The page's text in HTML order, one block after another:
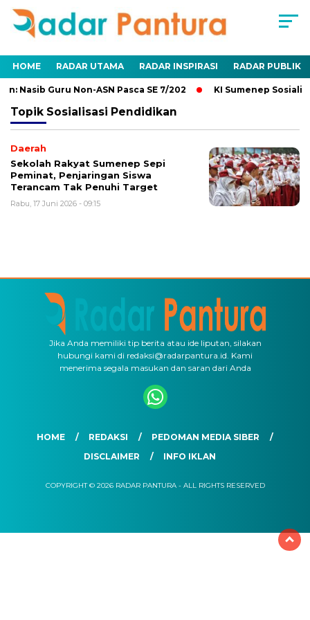
HOME RADAR UTAMA RADAR INSPIRASI RADAR PUBLIK
Nasib Guru Non-ASN Pasca SE 7/202 KI Sumenep
Topik Sosialisasi Pendidikan
Daerah
Sekolah Rakyat Sumenep Sepi
Peminat, Penjaringan Siswa
Terancam Tak Penuhi Target
Rabu, 17 Juni 2026 - 09:15
Jika Anda memiliki tip berita atau ide liputan, silakan
hubungi kami di redaksi@radarpantura.id. Kami
menerima segala masukan dan saran dari Anda
HOME REDAKSI
PEDOMAN MEDIA SIBER
DISCLAIMER
INFO IKLAN
COPYRIGHT © 2026 RADAR PANTURA - ALL RIGHTS RESERVED